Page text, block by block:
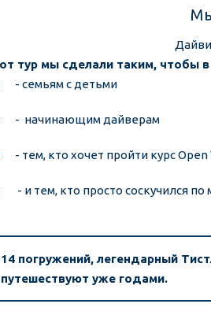
тур мы сделали таким, чтобы
- семьям с детьми
-  начинающим дайверам
- тем, кто хочет пройти курс
- и тем, кто просто соскучился
14 погружений, легендарный
путешествуют уже годами.